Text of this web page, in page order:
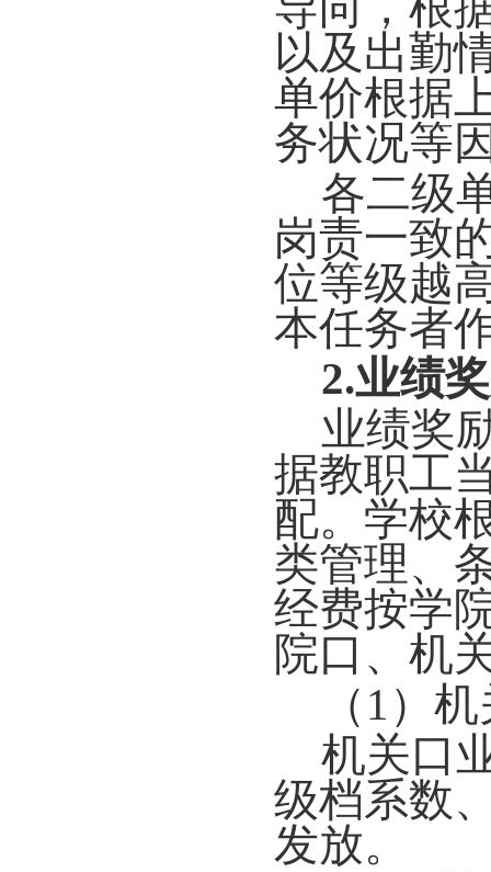
以及出勤
单价根据
务状况等
各二级
岗责一致
位等级越
本任务者
2.业绩
业绩奖
据教职工
配。学校
类管理、
经费按学
院口、机
（1）
机关口
级档系数
发放。